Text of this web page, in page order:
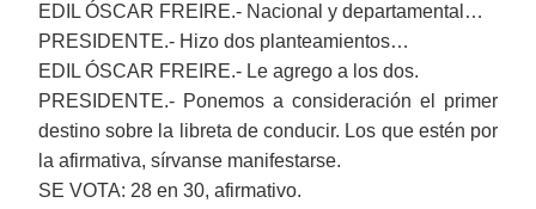
EDIL ÓSCAR FREIRE.- Nacional y departamental…
PRESIDENTE.- Hizo dos planteamientos…
EDIL ÓSCAR FREIRE.- Le agrego a los dos.
PRESIDENTE.- Ponemos a consideración el primer
destino sobre la libreta de conducir. Los que estén por
la afirmativa, sírvanse manifestarse.
SE VOTA: 28 en 30, afirmativo.